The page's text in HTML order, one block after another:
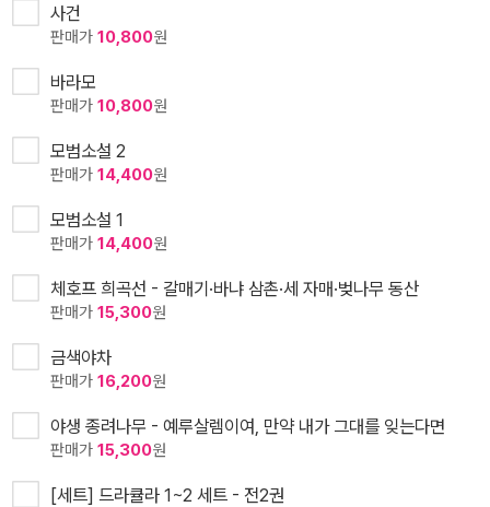
사건
판매가 10,800원
바라모
판매가 10,800원
모범소설 2
판매가 14,400원
모범소설 1
판매가 14,400원
체호프 희곡선 - 갈매기·바냐 삼촌·세 자매·벚나무 동산
판매가 15,300원
금색야차
판매가 16,200원
야생 종려나무 - 예루살렘이여, 만약 내가 그대를 잊는다면
판매가 15,300원
[세트] 드라큘라 1~2 세트 - 전2권